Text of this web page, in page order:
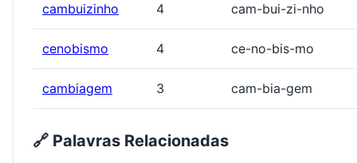
cambuizinho 4 cam-bui-zi-nho
cenobismo 4 ce-no-bis-mo
cambiagem 3 cam-bia-gem
🔗 Palavras Relacionadas